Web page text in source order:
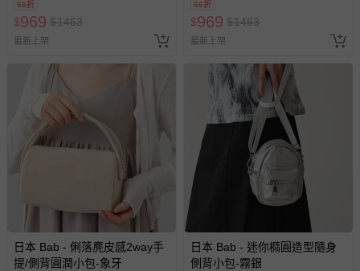
部分商品依據消費者保護法的規定，不適用七天鑑賞期/猶
易於腐敗、保存期限較短或解約時即將逾期（例如生鮮
商品、食品等）。
客製化商品（例如客製生日書、姓名貼等）。
報紙、期刊或雜誌（惟書籍如經拆封、使用，則酌收整
新費用）。
經消費者拆封之影音商品或電腦軟體（例如 DVD、CD
非以有形媒介提供之數位內容或一經提供即為完成之線
上服務，經消費者事先同意始提供（例如線上課程、遊
戲或活動點數等）。
66折
$969 $1463
最新上架
66折
$969 $1463
最新上架
日本 Bab - 俐落麂皮感2way手
提/側背圓潤小包-象牙
日本 Bab - 迷你橢圓造型隨身
側背小包-霧銀